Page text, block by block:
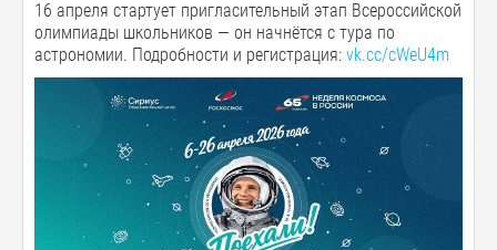
16 апреля стартует пригласительный этап Всероссийской
олимпиады школьников — он начнётся с тура по
астрономии. Подробности и регистрация: vk.cc/cWeU4m